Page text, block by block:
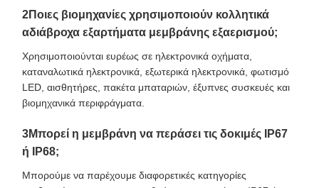
2Ποιες βιομηχανίες χρησιμοποιούν κολλητικά
αδιάβροχα εξαρτήματα μεμβράνης εξαερισμού;
Χρησιμοποιούνται ευρέως σε ηλεκτρονικά οχήματα,
καταναλωτικά ηλεκτρονικά, εξωτερικά ηλεκτρονικά, φωτισμό
LED, αισθητήρες, πακέτα μπαταριών, έξυπνες συσκευές και
βιομηχανικά περιφράγματα.
3Μπορεί η μεμβράνη να περάσει τις δοκιμές IP67
ή IP68;
Μπορούμε να παρέχουμε διαφορετικές κατηγορίες